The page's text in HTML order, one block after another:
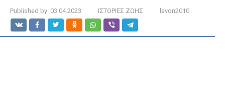
Published by: 03.04.2023 ΙΣΤΟΡΙΕΣ ΖΩΗΣ levon2010